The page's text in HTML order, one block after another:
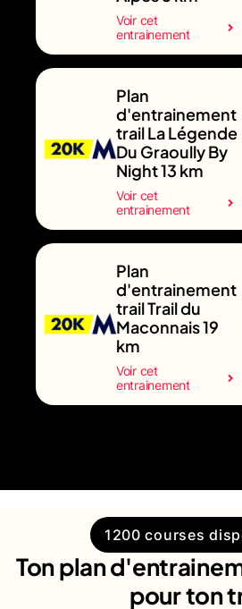
Voir cet
entrainement
Plan
d'entrainement
trail La Légende
Du Graoully By
Night 13 km
Voir cet
entrainement
Plan
d'entrainement
trail Trail du
Maconnais 19
km
Voir cet
entrainement
1200 courses
Ton plan
pour ton